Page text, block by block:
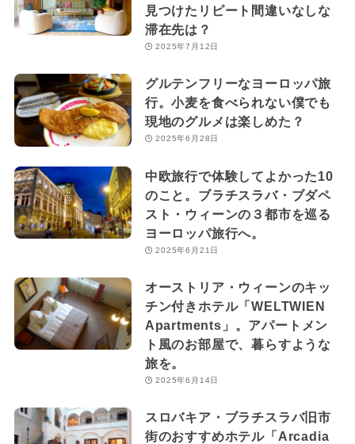
見つけたリピート間違いなしな
滞在先は？
2025年7月12日
グルテンフリーなヨーロッパ旅
行。小麦を食べられない僕でも
現地のグルメは楽しめた？
2025年6月28日
中欧旅行で体験してよかった10
のこと。ブラチスラバ・ブダペ
スト・ウィーンの３都市を巡る
ヨーロッパ旅行へ。
2025年6月21日
オーストリア・ウィーンのキッ
チン付きホテル「WELTWIEN
Apartments」。アパートメン
ト風のお部屋で、暮らすような
旅を。
2025年6月14日
スロバキア・ブラチスラバ旧市
街のおすすめホテル「Arcadia